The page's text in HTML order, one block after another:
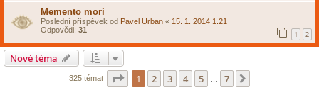
Memento mori
Poslední příspěvek od Pavel Urban « 15. 1. 2014 1.21
Odpovědi: 31 1 2
Nové téma
325 témat Stránka z
1 2 3 4 5 7